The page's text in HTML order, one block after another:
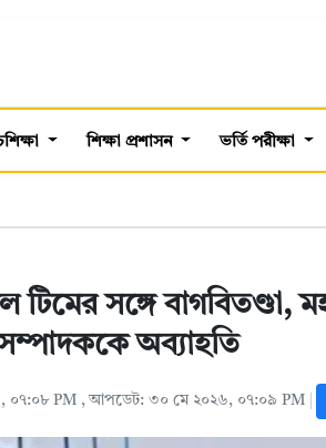
শিক্ষা প্রশাসন ভর্তি পরীক্ষা
টিমের সঙ্গে বাগবিতণ্ডা,
অব্যাহতি
০৭:০৮ PM , আপডেট: ৩০ মে ২০২৬, ০৭:০৯ PM